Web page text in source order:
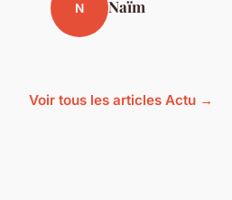
N Naïm
Voir tous les articles Actu →